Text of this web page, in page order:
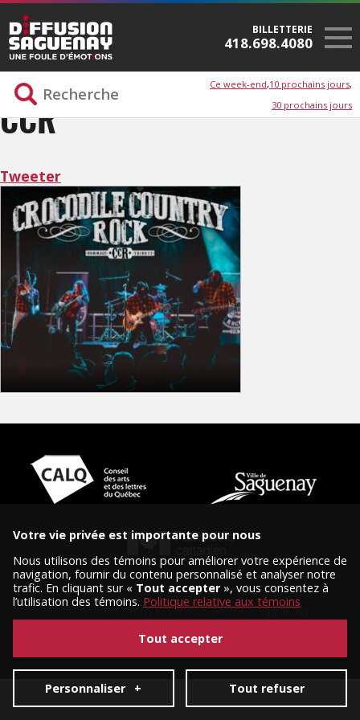
BILLETTERIE
418.698.4080
Ce week-end 10 prochains jours
30 prochains jours
CCR
Tweeter
© 2026 Tous droits réservés, Diffusion Saguenay.
Conception et réalisation :Nubee|Mes préférences cookies
Votre vie privée est importante pour nous
Nous utilisons des témoins pour améliorer votre expérience de
navigation, fournir du contenu personnalisé et analyser notre
trafic. En cliquant sur « Tout accepter», vous consentez à
l’utilisation des témoins. Politique relative aux témoins
Personnaliser + Tout refuser
Tout accepter